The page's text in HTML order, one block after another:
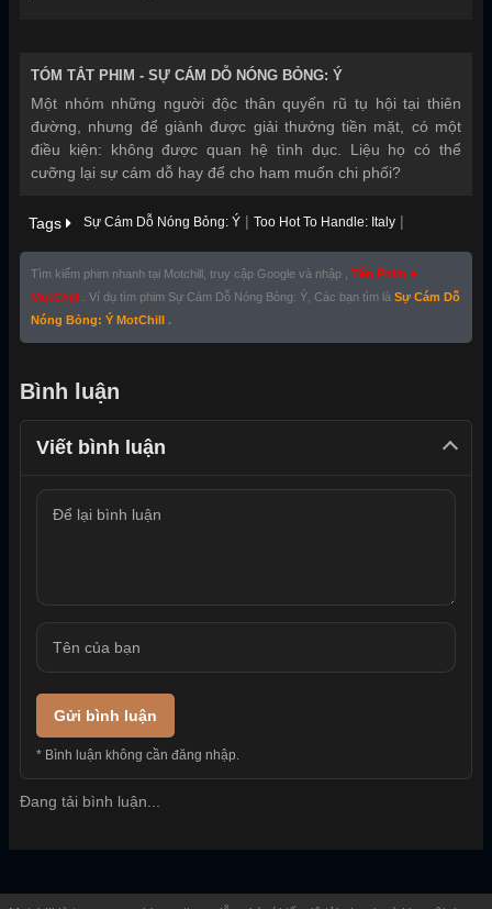
TÓM TẮT PHIM - SỰ CÁM DỖ NÓNG BỎNG: Ý
Một nhóm những người độc thân quyến rũ tụ hội tại thiên
đường, nhưng để giành được giải thưởng tiền mặt, có một
điều kiện: không được quan hệ tình dục. Liệu họ có thể
cưỡng lại sự cám dỗ hay để cho ham muốn chi phối?
Tags Sự Cám Dỗ Nóng Bỏng: Ý | Too Hot To Handle: Italy |
Tìm kiếm phim nhanh tại Motchill, truy cập Google và nhập , Tên Phim +
MotChill
. Ví dụ tìm phim Sự Cám Dỗ Nóng Bỏng: Ý, Các bạn tìm là Sự Cám Dỗ
Nóng Bỏng: Ý MotChill .
Bình luận
Viết bình luận
Gửi bình luận
* Bình luận không cần đăng nhập.
Đang tải bình luận...